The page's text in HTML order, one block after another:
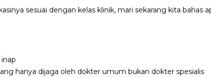
sesuai dengan kelas klinik, mari sekarang kita bahas
hanya dijaga oleh dokter umum bukan dokter spesialis